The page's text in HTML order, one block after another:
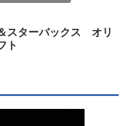
スターバックス オリ
ト